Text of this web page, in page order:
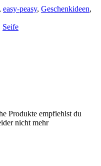
, easy-peasy, Geschenkideen,
Seife
Produkte empfiehlst du
nicht mehr